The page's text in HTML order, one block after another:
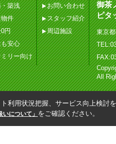
築浅
件
円
安心
リー向け
お問い合わせ
スタッフ紹介
周辺施設
御茶
ピタ
東京
All
利用状況把握、サービス向上検討
いについて」 をご確認ください。